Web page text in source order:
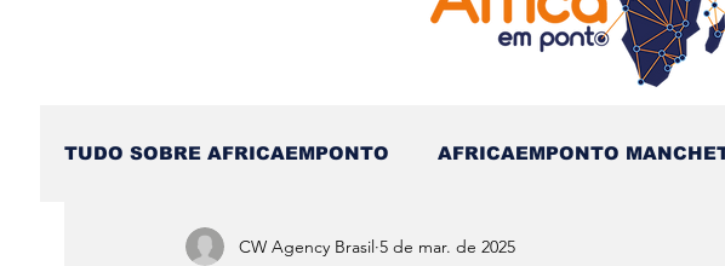
TUDO SOBRE AFRICAEMPONTO AFRICAEMPONTO
Nas Linhas do Tempo - (Blog) Nas linhas do Tempo (Blog
CW Agency Brasil 5 de mar. de 2025